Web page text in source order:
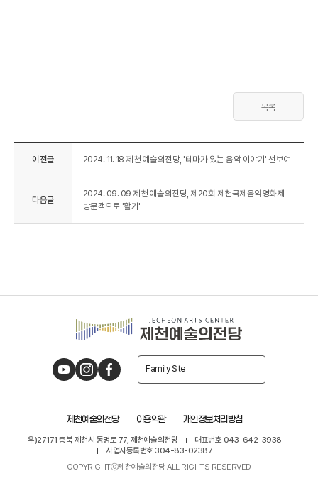
목록
이전글 2024. 11. 18 제천 예술의전당, '테마가 있는 음악 이야기' 선보여
다음글
2024. 09. 09 제천 예술의전당, 제20회 제천국제음악영화제
방문객으로 '활기'
Family Site
제천예술의전당 이용약관 개인정보처리방침
우)27171 충북 제천시 동명로 77, 제천예술의전당
대표번호 043-642-3938
사업자등록번호 304-83-02387
COPYRIGHTⓒ제천예술의전당 ALL RIGHTS RESERVED